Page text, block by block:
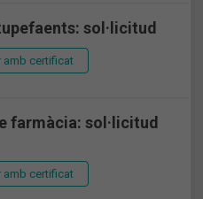
sol·licitud
amb certificat
farmàcia: sol·licitud
amb certificat